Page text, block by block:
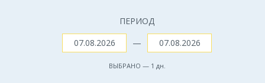
ПЕРИОД
—
ВЫБРАНО — 1 дн.